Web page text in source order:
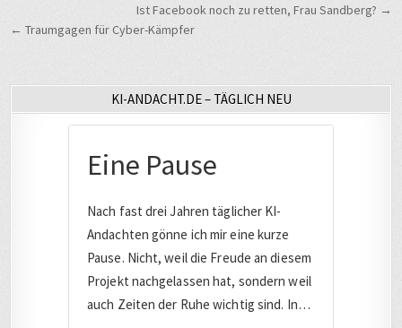
BeitragsnavigationIst Facebook noch zu retten, Frau Sandberg? →
← Traumgagen für Cyber-Kämpfer
KI-ANDACHT.DE – TÄGLICH NEU